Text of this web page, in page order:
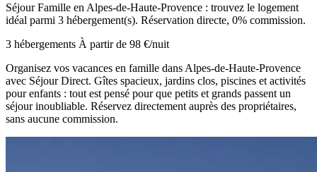
Séjour Famille en Alpes-de-Haute-Provence : trouvez le logement
idéal parmi 3 hébergement(s). Réservation directe, 0% commission.
3 hébergements À partir de 98 €/nuit
Organisez vos vacances en famille dans Alpes-de-Haute-Provence
avec Séjour Direct. Gîtes spacieux, jardins clos, piscines et activités
pour enfants : tout est pensé pour que petits et grands passent un
séjour inoubliable. Réservez directement auprès des propriétaires,
sans aucune commission.